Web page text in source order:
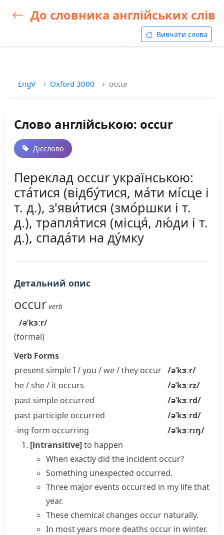
До словника англійських слів
Вивчати слова
EngV Oxford 3000 occur
Слово англійською: occur
Дієслово
Переклад occur українською:
ста́тися (відбу́тися, ма́ти мі́сце і
т. д.), з'яви́тися (змо́ршки і т.
д.), трапля́тися (місця́, лю́ди і т.
д.), спада́ти на ду́мку
Детальний опис
occur verb
/əˈkɜːr/
(formal)
Verb Forms
present simple I / you / we / they occur /əˈkɜːr/
he / she / it occurs
/əˈkɜːrz/
past simple occurred
/əˈkɜːrd/
past participle occurred
/əˈkɜːrd/
-ing form occurring
/əˈkɜːrɪŋ/
[intransitive]to happen
When exactly did the incident occur?
Something unexpected occurred.
Three major events occurred in my life that
year.
These chemical changes occur naturally.
In most years more deaths occur in winter.